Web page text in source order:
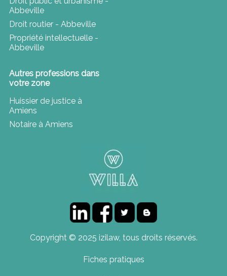
Abbeville
Droit routier - Abbeville
Propriété intellectuelle -
Abbeville
Autres professions dans
votre zone
Huissier de justice à
Amiens
Notaire à Amiens
Copyright © 2025 izilaw, tous droits réservés.
Fiches pratiques